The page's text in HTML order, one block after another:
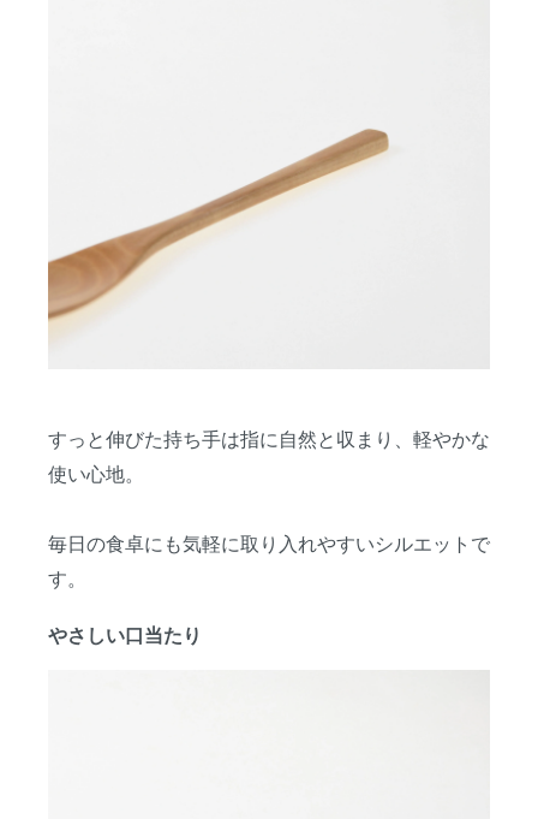
すっと伸びた持ち手は指に自然と収まり、軽やかな
使い心地。
毎日の食卓にも気軽に取り入れやすいシルエットで
す。
やさしい口当たり